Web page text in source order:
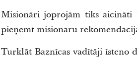
Misionāri joprojām tiks aicināti
pieņemt misionāru
Turklāt Baznīcas vadītāji īsteno